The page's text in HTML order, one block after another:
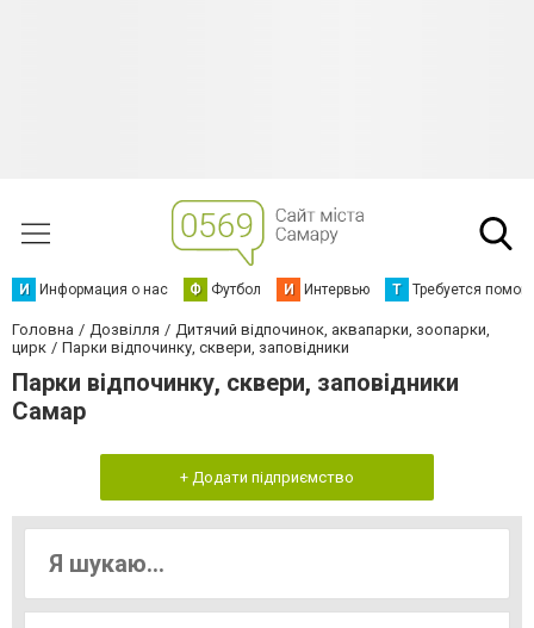
И Информация о нас Ф Футбол И Интервью Т Требуется
Головна Дозвілля
Дитячий відпочинок, аквапарки, зоопарки,
цирк
Парки відпочинку, сквери, заповідники
Парки відпочинку, сквери, заповідники
Самар
+ Додати підприємство